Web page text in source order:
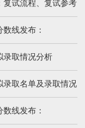
复试流程、复试参考
线发布：
录取情况分析
录取名单及录取情况
线发布：